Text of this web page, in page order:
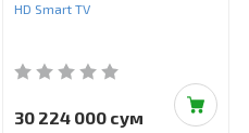
HD Smart TV
30 224 000 сум